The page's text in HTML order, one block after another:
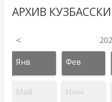
АРХИВ
<
Янв Фев
Май Июн